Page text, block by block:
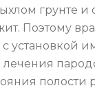
грунте и
Поэтому
установкой
полости